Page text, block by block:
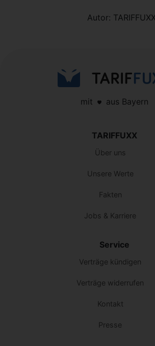
Autor:
mit aus Bayern
TARIFFUXX
Über uns
Unsere Werte
Fakten
Jobs & Karriere
Service
Verträge kündigen
Verträge widerrufen
Kontakt
Presse